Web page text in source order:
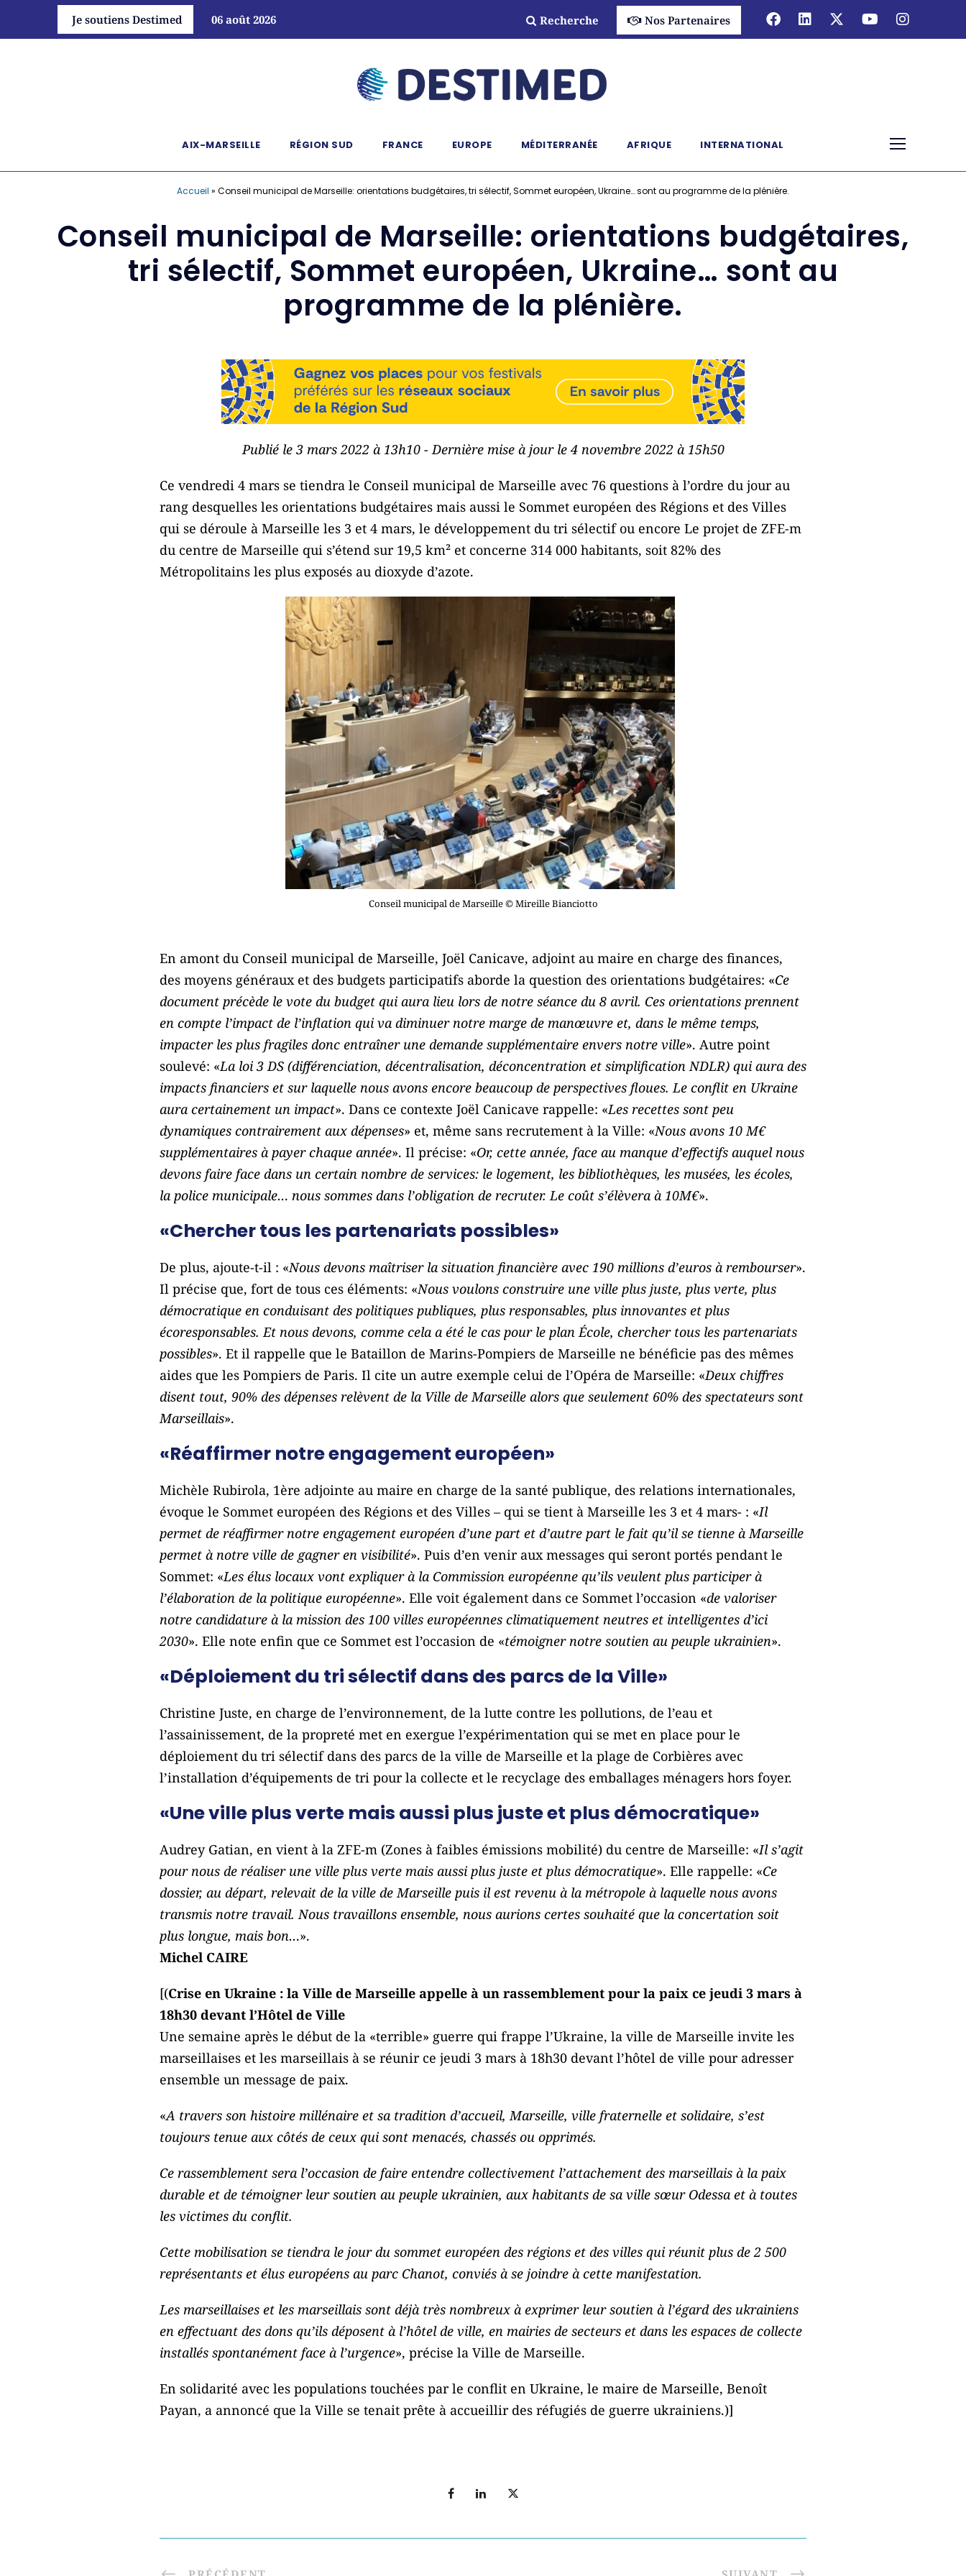
Je soutiens Destimed 06 août 2026 Recherche Nos Partenaires
AIX-MARSEILLE RÉGION SUD FRANCE EUROPE MÉDITERRANÉE AFRIQUE INTERNATIONAL
Accueil » Conseil municipal de Marseille: orientations budgétaires, tri sélectif, Sommet européen, Ukraine… sont au programme de la plénière.
Conseil municipal de Marseille: orientations budgétaires,
tri sélectif, Sommet européen, Ukraine… sont au
programme de la plénière.
Publié le 3 mars 2022 à 13h10 - Dernière mise à jour le 4 novembre 2022 à 15h50
Ce vendredi 4 mars se tiendra le Conseil municipal de Marseille avec 76 questions à l’ordre du jour au
rang desquelles les orientations budgétaires mais aussi le Sommet européen des Régions et des Villes
qui se déroule à Marseille les 3 et 4 mars, le développement du tri sélectif ou encore Le projet de ZFE-m
du centre de Marseille qui s’étend sur 19,5 km² et concerne 314 000 habitants, soit 82% des
Métropolitains les plus exposés au dioxyde d’azote.
Conseil municipal de Marseille © Mireille Bianciotto
En amont du Conseil municipal de Marseille, Joël Canicave, adjoint au maire en charge des finances,
des moyens généraux et des budgets participatifs aborde la question des orientations budgétaires: «Ce
document précède le vote du budget qui aura lieu lors de notre séance du 8 avril. Ces orientations prennent
en compte l’impact de l’inflation qui va diminuer notre marge de manœuvre et, dans le même temps,
impacter les plus fragiles donc entraîner une demande supplémentaire envers notre ville». Autre point
soulevé: «La loi 3 DS (différenciation, décentralisation, déconcentration et simplification NDLR) qui aura des
impacts financiers et sur laquelle nous avons encore beaucoup de perspectives floues. Le conflit en Ukraine
aura certainement un impact». Dans ce contexte Joël Canicave rappelle: «Les recettes sont peu
dynamiques contrairement aux dépenses» et, même sans recrutement à la Ville: «Nous avons 10 M€
supplémentaires à payer chaque année». Il précise: «Or, cette année, face au manque d’effectifs auquel nous
devons faire face dans un certain nombre de services: le logement, les bibliothèques, les musées, les écoles,
la police municipale… nous sommes dans l’obligation de recruter. Le coût s’élèvera à 10M€».
«Chercher tous les partenariats possibles»
De plus, ajoute-t-il : «Nous devons maîtriser la situation financière avec 190 millions d’euros à rembourser».
Il précise que, fort de tous ces éléments: «Nous voulons construire une ville plus juste, plus verte, plus
démocratique en conduisant des politiques publiques, plus responsables, plus innovantes et plus
écoresponsables. Et nous devons, comme cela a été le cas pour le plan École, chercher tous les partenariats
possibles». Et il rappelle que le Bataillon de Marins-Pompiers de Marseille ne bénéficie pas des mêmes
aides que les Pompiers de Paris. Il cite un autre exemple celui de l’Opéra de Marseille: «Deux chiffres
disent tout, 90% des dépenses relèvent de la Ville de Marseille alors que seulement 60% des spectateurs sont
Marseillais».
«Réaffirmer notre engagement européen»
Michèle Rubirola, 1ère adjointe au maire en charge de la santé publique, des relations internationales,
évoque le Sommet européen des Régions et des Villes – qui se tient à Marseille les 3 et 4 mars- : «Il
permet de réaffirmer notre engagement européen d’une part et d’autre part le fait qu’il se tienne à Marseille
permet à notre ville de gagner en visibilité». Puis d’en venir aux messages qui seront portés pendant le
Sommet: «Les élus locaux vont expliquer à la Commission européenne qu’ils veulent plus participer à
l’élaboration de la politique européenne». Elle voit également dans ce Sommet l’occasion «de valoriser
notre candidature à la mission des 100 villes européennes climatiquement neutres et intelligentes d’ici
2030». Elle note enfin que ce Sommet est l’occasion de «témoigner notre soutien au peuple ukrainien».
«Déploiement du tri sélectif dans des parcs de la Ville»
Christine Juste, en charge de l’environnement, de la lutte contre les pollutions, de l’eau et
l’assainissement, de la propreté met en exergue l’expérimentation qui se met en place pour le
déploiement du tri sélectif dans des parcs de la ville de Marseille et la plage de Corbières avec
l’installation d’équipements de tri pour la collecte et le recyclage des emballages ménagers hors foyer.
«Une ville plus verte mais aussi plus juste et plus démocratique»
Audrey Gatian, en vient à la ZFE-m (Zones à faibles émissions mobilité) du centre de Marseille: «Il s’agit
pour nous de réaliser une ville plus verte mais aussi plus juste et plus démocratique». Elle rappelle: «Ce
dossier, au départ, relevait de la ville de Marseille puis il est revenu à la métropole à laquelle nous avons
transmis notre travail. Nous travaillons ensemble, nous aurions certes souhaité que la concertation soit
plus longue, mais bon…».
Michel CAIRE
[(Crise en Ukraine : la Ville de Marseille appelle à un rassemblement pour la paix ce jeudi 3 mars à
18h30 devant l’Hôtel de Ville
Une semaine après le début de la «terrible» guerre qui frappe l’Ukraine, la ville de Marseille invite les
marseillaises et les marseillais à se réunir ce jeudi 3 mars à 18h30 devant l’hôtel de ville pour adresser
ensemble un message de paix.
«A travers son histoire millénaire et sa tradition d’accueil, Marseille, ville fraternelle et solidaire, s’est
toujours tenue aux côtés de ceux qui sont menacés, chassés ou opprimés.
Ce rassemblement sera l’occasion de faire entendre collectivement l’attachement des marseillais à la paix
durable et de témoigner leur soutien au peuple ukrainien, aux habitants de sa ville sœur Odessa et à toutes
les victimes du conflit.
Cette mobilisation se tiendra le jour du sommet européen des régions et des villes qui réunit plus de 2 500
représentants et élus européens au parc Chanot, conviés à se joindre à cette manifestation.
Les marseillaises et les marseillais sont déjà très nombreux à exprimer leur soutien à l’égard des ukrainiens
en effectuant des dons qu’ils déposent à l’hôtel de ville, en mairies de secteurs et dans les espaces de collecte
installés spontanément face à l’urgence», précise la Ville de Marseille.
En solidarité avec les populations touchées par le conflit en Ukraine, le maire de Marseille, Benoît
Payan, a annoncé que la Ville se tenait prête à accueillir des réfugiés de guerre ukrainiens.)]